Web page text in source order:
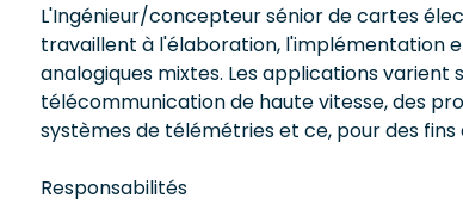
L'Ingénieur/concepteur sénior de cartes
travaillent à l'élaboration, l'implémentation
analogiques mixtes. Les applications
télécommunication de haute vitesse, des
systèmes de télémétries et ce, pour des
Responsabilités